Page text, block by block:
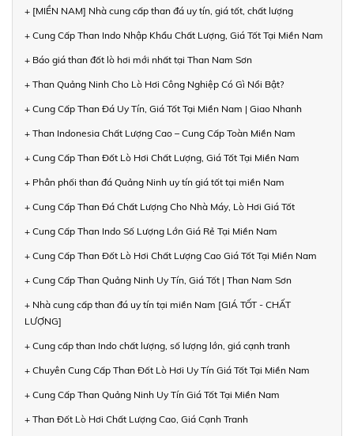
+ [MIỀN NAM] Nhà cung cấp than đá uy tín, giá tốt, chất lượng
+ Cung Cấp Than Indo Nhập Khẩu Chất Lượng, Giá Tốt Tại Miền Nam
+ Báo giá than đốt lò hơi mới nhất tại Than Nam Sơn
+ Than Quảng Ninh Cho Lò Hơi Công Nghiệp Có Gì Nổi Bật?
+ Cung Cấp Than Đá Uy Tín, Giá Tốt Tại Miền Nam | Giao Nhanh
+ Than Indonesia Chất Lượng Cao – Cung Cấp Toàn Miền Nam
+ Cung Cấp Than Đốt Lò Hơi Chất Lượng, Giá Tốt Tại Miền Nam
+ Phân phối than đá Quảng Ninh uy tín giá tốt tại miền Nam
+ Cung Cấp Than Đá Chất Lượng Cho Nhà Máy, Lò Hơi Giá Tốt
+ Cung Cấp Than Indo Số Lượng Lớn Giá Rẻ Tại Miền Nam
+ Cung Cấp Than Đốt Lò Hơi Chất Lượng Cao Giá Tốt Tại Miền Nam
+ Cung Cấp Than Quảng Ninh Uy Tín, Giá Tốt | Than Nam Sơn
+ Nhà cung cấp than đá uy tín tại miền Nam [GIÁ TỐT - CHẤT
LƯỢNG]
+ Cung cấp than Indo chất lượng, số lượng lớn, giá cạnh tranh
+ Chuyên Cung Cấp Than Đốt Lò Hơi Uy Tín Giá Tốt Tại Miền Nam
+ Cung Cấp Than Quảng Ninh Uy Tín Giá Tốt Tại Miền Nam
+ Than Đốt Lò Hơi Chất Lượng Cao, Giá Cạnh Tranh